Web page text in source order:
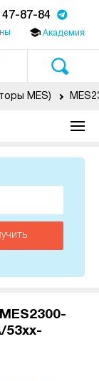
87-84
Академия
MES)
53xx-